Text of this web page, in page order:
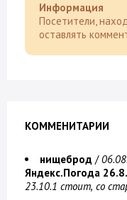
Информация
Посетители,
оставлять
КОММЕНИТАРИИ
нищеброд /
Яндекс.Погода
23.10.1 стоит, со